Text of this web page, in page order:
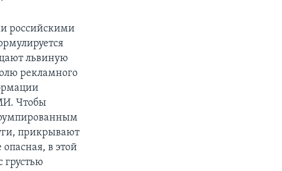
российскими
львиную
рекламного
Чтобы
прикрывают
в этой
грустью